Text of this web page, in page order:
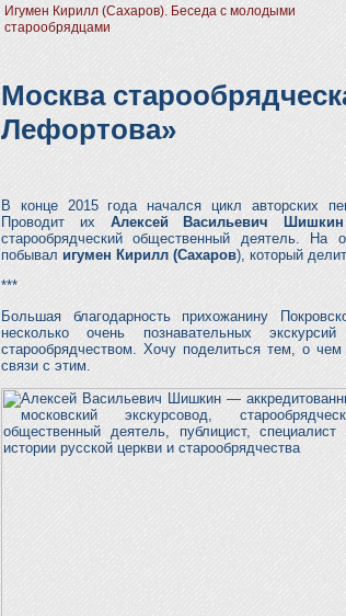
Игумен Кирилл (Сахаров). Беседа с молодыми
старообрядцами
Москва
Лефортова»
В конце 2015 года начался цикл авторских
Проводит их Алексей Васильевич
старообрядческий общественный деятель.
побывалигумен Кирилл (Сахаров), который
***
Большая благодарность прихожанину
несколько очень познавательных
старообрядчеством. Хочу поделиться тем, о
связи с этим.